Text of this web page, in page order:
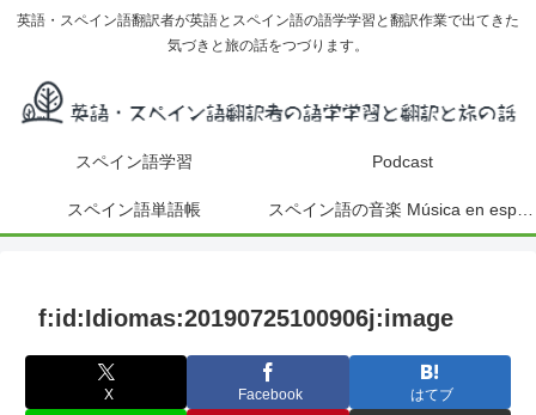
英語・スペイン語翻訳者が英語とスペイン語の語学学習と翻訳作業で出てきた
気づきと旅の話をつづります。
スペイン語学習 Podcast
スペイン語単語帳
f:id:Idiomas:20190725100906j:image
X Facebook はてブ